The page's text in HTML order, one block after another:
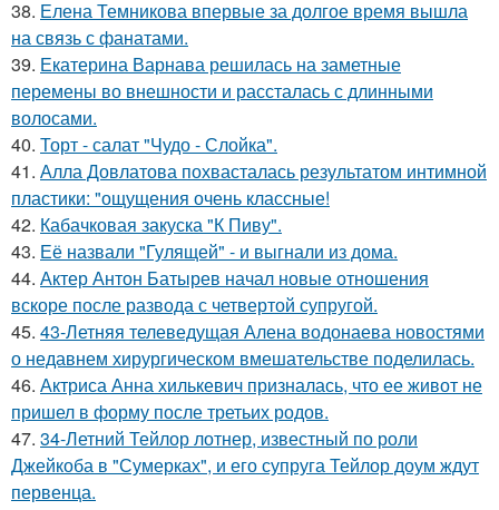
38. Елена Темникова впервые за долгое время вышла
на связь с фанатами.
39. Екатерина Варнава решилась на заметные
перемены во внешности и рассталась с длинными
волосами.
40. Торт - салат "Чудо - Слойка".
41. Алла Довлатова похвасталась результатом интимной
пластики: "ощущения очень классные!
42. Кабачковая закуска "К Пиву".
43. Её назвали "Гулящей" - и выгнали из дома.
44. Актер Антон Батырев начал новые отношения
вскоре после развода с четвертой супругой.
45. 43-Летняя телеведущая Алена водонаева новостями
о недавнем хирургическом вмешательстве поделилась.
46. Актриса Анна хилькевич призналась, что ее живот не
пришел в форму после третьих родов.
47. 34-Летний Тейлор лотнер, известный по роли
Джейкоба в "Сумерках", и его супруга Тейлор доум ждут
первенца.